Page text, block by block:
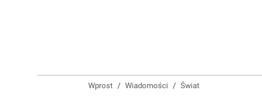
Farmacja: wzrost pod presją. co czeka branżę do 2030 roku?
Wprost / Wiadomości / Świat